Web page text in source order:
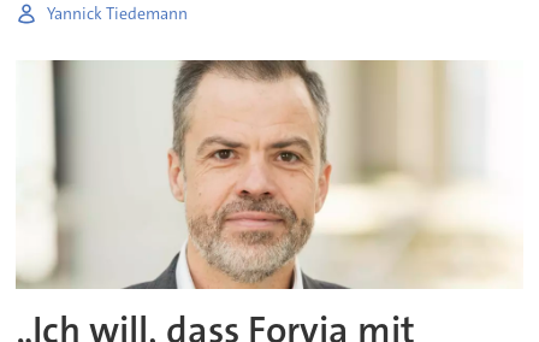
Yannick Tiedemann
„Ich will, dass Forvia mit